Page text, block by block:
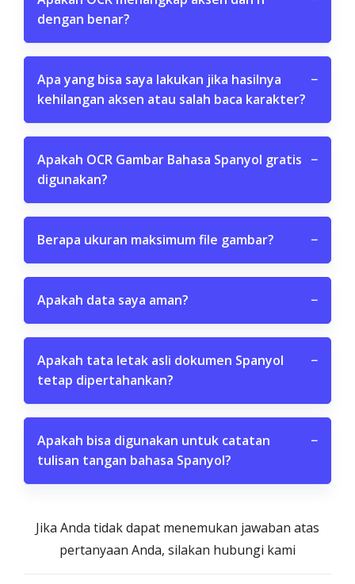
dengan benar?
Apa yang bisa saya lakukan jika hasilnya
kehilangan aksen atau salah baca karakter?
−
Apakah OCR Gambar Bahasa Spanyol gratis
digunakan?
−
Berapa ukuran maksimum file gambar? −
Apakah data saya aman? −
Apakah tata letak asli dokumen Spanyol
tetap dipertahankan?
−
Apakah bisa digunakan untuk catatan
tulisan tangan bahasa Spanyol?
−
Jika Anda tidak dapat menemukan jawaban atas
pertanyaan Anda, silakan hubungi kami